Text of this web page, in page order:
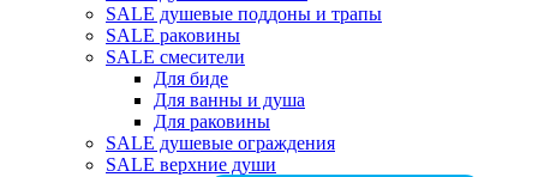
SALE душевые поддоны и трапы
SALE раковины
SALE смесители
Для биде
Для ванны и душа
Для раковины
SALE душевые ограждения
SALE верхние души